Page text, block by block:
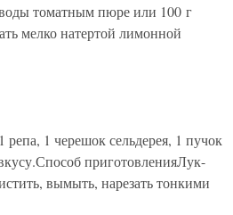
томатным пюре или 100 г
мелко натертой лимонной
1 черешок сельдерея, 1 пучок
приготовленияЛук-
вымыть, нарезать тонкими